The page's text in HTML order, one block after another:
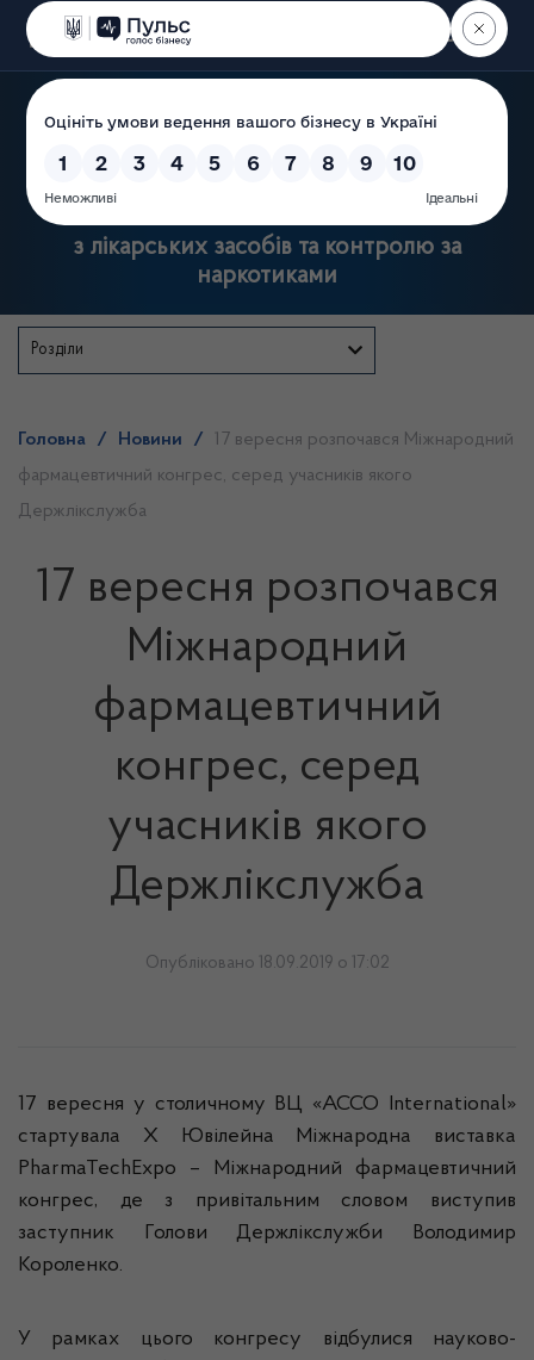
Пошук
Державна служба України
з лікарських засобів та контролю за
наркотиками
Розділи
Головна / Новини /
17 вересня розпочався Міжнародний
фармацевтичний конгрес, серед учасників якого
Держлікслужба
17 вересня розпочався
Міжнародний
фармацевтичний
конгрес, серед
учасників якого
Держлікслужба
Опубліковано 18.09.2019 о 17:02
17 вересня у столичному ВЦ «ACCO International»
стартувала Х Ювілейна Міжнародна виставка
PharmaTechExpo – Міжнародний фармацевтичний
конгрес, де з привітальним словом виступив
заступник Голови Держлікслужби Володимир
Короленко.
У рамках цього конгресу відбулися науково-